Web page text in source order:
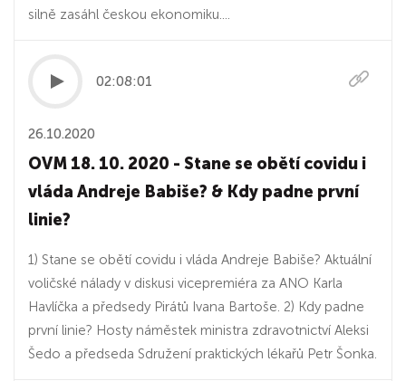
silně zasáhl českou ekonomiku....
02:08:01
26.10.2020
OVM 18. 10. 2020 - Stane se obětí covidu i
vláda Andreje Babiše? & Kdy padne první
linie?
1) Stane se obětí covidu i vláda Andreje Babiše? Aktuální
voličské nálady v diskusi vicepremiéra za ANO Karla
Havlíčka a předsedy Pirátů Ivana Bartoše. 2) Kdy padne
první linie? Hosty náměstek ministra zdravotnictví Aleksi
Šedo a předseda Sdružení praktických lékařů Petr Šonka.